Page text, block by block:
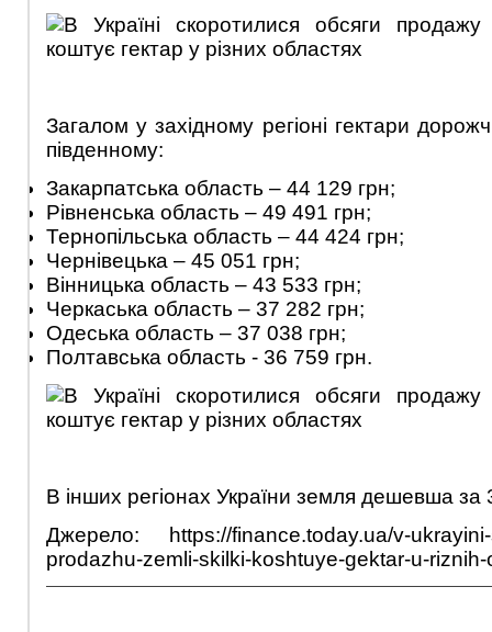
Загалом у західному регіоні гектари
південному:
Закарпатська область – 44 129 грн;
Рівненська область – 49 491 грн;
Тернопільська область – 44 424 грн;
Чернівецька – 45 051 грн;
Вінницька область – 43 533 грн;
Черкаська область – 37 282 грн;
Одеська область – 37 038 грн;
Полтавська область - 36 759 грн.
В інших регіонах України земля дешевша за
Джерело: https://finance.today.ua/v-ukrayini-
prodazhu-zemli-skilki-koshtuye-gektar-u-